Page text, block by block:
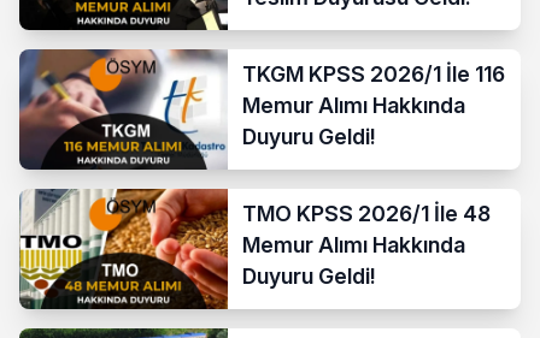
TKGM KPSS 2026/1 İle 116
Memur Alımı Hakkında
Duyuru Geldi!
TMO KPSS 2026/1 İle 48
Memur Alımı Hakkında
Duyuru Geldi!